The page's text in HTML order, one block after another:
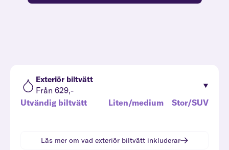
Exteriör biltvätt
Från 629,-
Utvändig biltvätt
Liten/medium Stor/SUV
Läs mer om vad exteriör biltvätt inkluderar